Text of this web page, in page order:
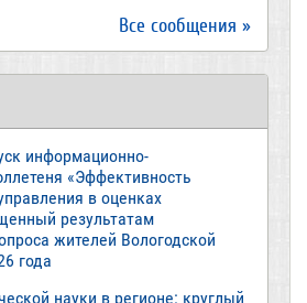
Все сообщения »
информационно-
«Эффективность
в оценках
результатам
жителей Вологодской
года
науки в регионе: круглый